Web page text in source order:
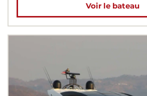
Voir le bateau